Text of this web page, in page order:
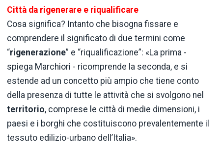
Città da rigenerare e riqualificare
Cosa significa? Intanto che bisogna fissare e
comprendere il significato di due termini come
“rigenerazione” e “riqualificazione”: «La prima -
spiega Marchiori - ricomprende la seconda, e si
estende ad un concetto più ampio che tiene conto
della presenza di tutte le attività che si svolgono nel
territorio, comprese le città di medie dimensioni, i
paesi e i borghi che costituiscono prevalentemente il
tessuto edilizio-urbano dell’Italia».